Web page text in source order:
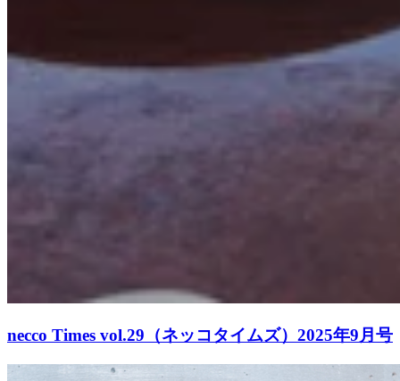
necco Times vol.29（ネッコタイムズ）2025年9月号